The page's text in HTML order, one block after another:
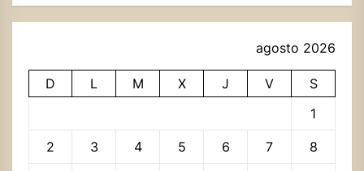
agosto 2026
D L M X J V
S
1
2 3 4 5 6 7 8